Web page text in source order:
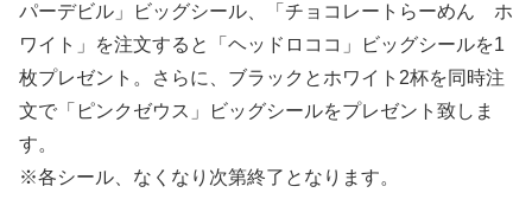
パーデビル」ビッグシール、「チョコレートらーめん ホ
ワイト」を注文すると「ヘッドロココ」ビッグシールを1
枚プレゼント。さらに、ブラックとホワイト2杯を同時注
文で「ピンクゼウス」ビッグシールをプレゼント致しま
す。
※各シール、なくなり次第終了となります。